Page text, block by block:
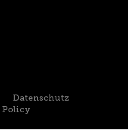
Datenschutz
Policy